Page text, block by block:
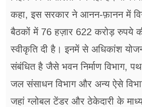
कहा, इस सरकार ने आनन-फ़ानन में
बैठकों में 76 हज़ार 622 करोड़ रुपये
स्वीकृति दी है। इनमें से अधिकांश
संबंधित है जैसे भवन निर्माण विभाग, पथ
जल संसाधन विभाग और अन्य ऐसे
जहां ग्लोबल टेंडर और ठेकेदारी के